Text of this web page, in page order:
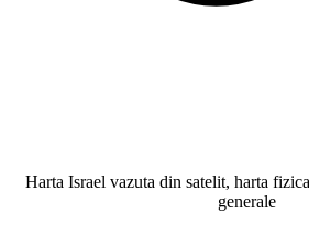
Harta Israel vazuta din satelit, harta
generale